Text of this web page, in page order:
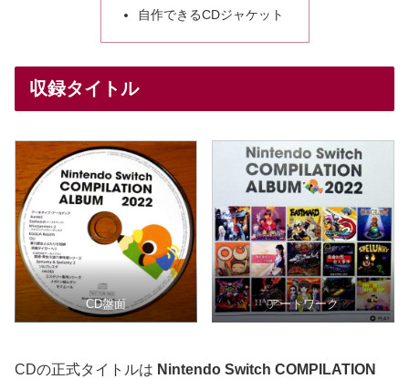
自作できるCDジャケット
収録タイトル
CD盤面 アートワーク
CDの正式タイトルは Nintendo Switch COMPILATION